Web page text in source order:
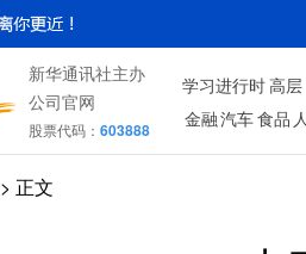
新华通讯社主办
公司官网
股票代码： 603888
学习进行时 高层
金融 汽车 食品
> 正文